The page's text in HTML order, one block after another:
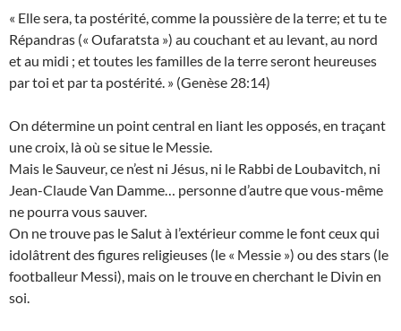
« Elle sera, ta postérité, comme la poussière de la terre; et tu te
Répandras (« Oufaratsta ») au couchant et au levant, au nord
et au midi ; et toutes les familles de la terre seront heureuses
par toi et par ta postérité. » (Genèse 28:14)
On détermine un point central en liant les opposés, en traçant
une croix, là où se situe le Messie.
Mais le Sauveur, ce n’est ni Jésus, ni le Rabbi de Loubavitch, ni
Jean-Claude Van Damme… personne d’autre que vous-même
ne pourra vous sauver.
On ne trouve pas le Salut à l’extérieur comme le font ceux qui
idolâtrent des figures religieuses (le « Messie ») ou des stars (le
footballeur Messi), mais on le trouve en cherchant le Divin en
soi.